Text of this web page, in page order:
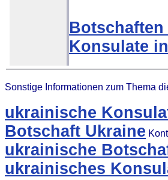
Botschaften
Konsulate
Sonstige Informationen zum Thema
ukrainische
Botschaft Ukraine
ukrainische
ukrainisches